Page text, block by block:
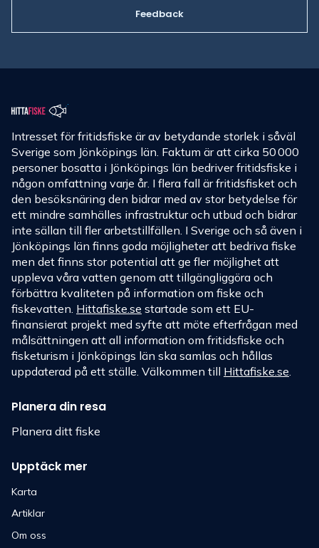
Feedback
Intresset för fritidsfiske är av betydande storlek i såväl
Sverige som Jönköpings län. Faktum är att cirka 50 000
personer bosatta i Jönköpings län bedriver fritidsfiske i
någon omfattning varje år. I flera fall är fritidsfisket och
den besöksnäring den bidrar med av stor betydelse för
ett mindre samhälles infrastruktur och utbud och bidrar
inte sällan till fler arbetstillfällen. I Sverige och så även i
Jönköpings län finns goda möjligheter att bedriva fiske
men det finns stor potential att ge fler möjlighet att
uppleva våra vatten genom att tillgängliggöra och
förbättra kvaliteten på information om fiske och
fiskevatten. Hittafiske.se startade som ett EU-
finansierat projekt med syfte att möte efterfrågan med
målsättningen att all information om fritidsfiske och
fisketurism i Jönköpings län ska samlas och hållas
uppdaterad på ett ställe. Välkommen till Hittafiske.se
Planera din resa
Planera ditt fiske
Upptäck mer
Karta
Artiklar
Om oss